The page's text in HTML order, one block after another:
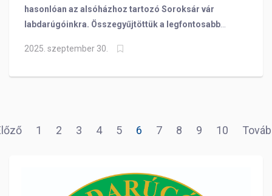
hasonlóan az alsóházhoz tartozó Soroksár vár
labdarúgóinkra. Összegyűjtöttük a legfontosabb
kezdődő meccs előtt!
2025. szeptember 30.
1 2 3 4 5 6 7 8 9 10